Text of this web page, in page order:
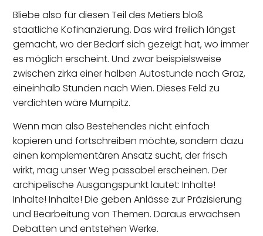
Bliebe also für diesen Teil des Metiers bloß
staatliche Kofinanzierung. Das wird freilich längst
gemacht, wo der Bedarf sich gezeigt hat, wo immer
es möglich erscheint. Und zwar beispielsweise
zwischen zirka einer halben Autostunde nach Graz,
eineinhalb Stunden nach Wien. Dieses Feld zu
verdichten wäre Mumpitz.
Wenn man also Bestehendes nicht einfach
kopieren und fortschreiben möchte, sondern dazu
einen komplementären Ansatz sucht, der frisch
wirkt, mag unser Weg passabel erscheinen. Der
archipelische Ausgangspunkt lautet: Inhalte!
Inhalte! Inhalte! Die geben Anlässe zur Präzisierung
und Bearbeitung von Themen. Daraus erwachsen
Debatten und entstehen Werke.